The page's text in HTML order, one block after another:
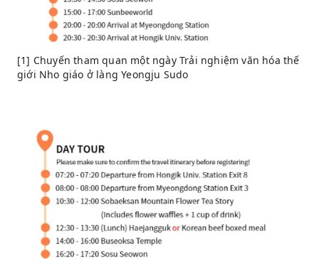
[1] Chuyến tham quan một ngày Trải nghiệm văn hóa thế
giới Nho giáo ở làng Yeongju Sudo